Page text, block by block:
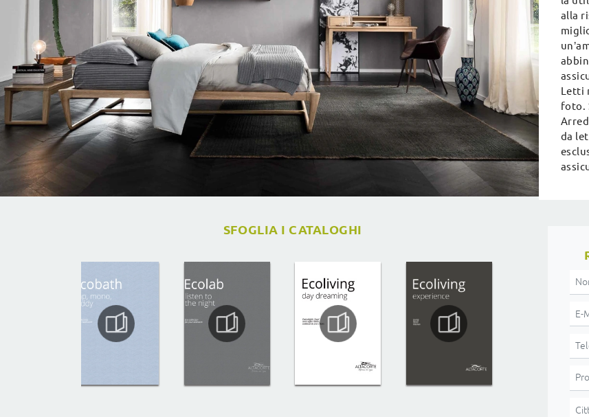
alla
Letti
foto.
da
SFOGLIA I CATALOGHI